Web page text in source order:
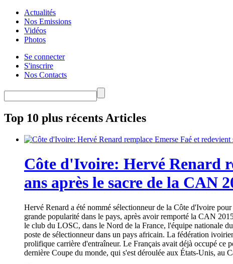
Actualités
Nos Emissions
Vidéos
Photos
Se connecter
S'inscrire
Nos Contacts
Top 10 plus récents Articles
Côte d'Ivoire: Hervé Renard
ans après le sacre de la CAN
Hervé Renard a été nommé sélectionneur de la Côte d'Ivoire
grande popularité dans le pays, après avoir remporté la CAN
le club du LOSC, dans le Nord de la France, l'équipe nationale
poste de sélectionneur dans un pays africain. La fédération
prolifique carrière d'entraîneur. Le Français avait déjà occupé ce
dernière Coupe du monde, qui s'est déroulée aux États-Unis, au